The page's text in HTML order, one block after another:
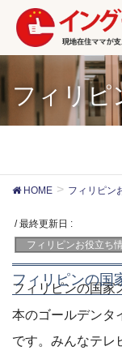
フィリピ
HOME フィリピン
/ 最終更新日 :
フィリピンお役立ち
フィリピンの国
フィリピンの国家
本のゴールデンタ
です。みんなテレ